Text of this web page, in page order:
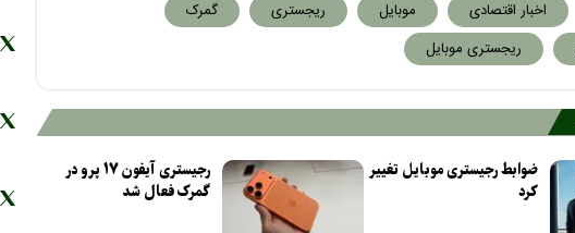
اخبار اقتصادی موبایل ریجستری
گمرک
ریجستری موبایل
ضوابط رجیستری موبایل تغییر
کرد
رجیستری آیفون ۱۷ پرو در
گمرک فعال شد